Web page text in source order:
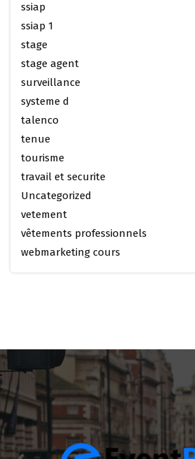
ssiap
ssiap 1
stage
stage agent
surveillance
systeme d
talenco
tenue
tourisme
travail et securite
Uncategorized
vetement
vêtements professionnels
webmarketing cours